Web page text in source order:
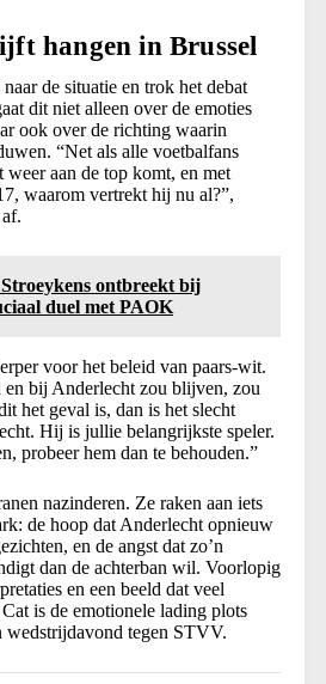
hangen in Brussel
de situatie en trok het debat
dit niet alleen over de emoties
ook over de richting waarin
“Net als alle voetbalfans
aan de top komt, en met
waarom vertrekt hij nu al?”,
ontbreekt bij
duel met PAOK
voor het beleid van paars-wit.
en bij Anderlecht zou blijven, zou
het geval is, dan is het slecht
Hij is jullie belangrijkste speler.
probeer hem dan te behouden.”
nazinderen. Ze raken aan iets
de hoop dat Anderlecht opnieuw
en de angst dat zo’n
dan de achterban wil. Voorlopig
en een beeld dat veel
is de emotionele lading plots
wedstrijdavond tegen STVV.